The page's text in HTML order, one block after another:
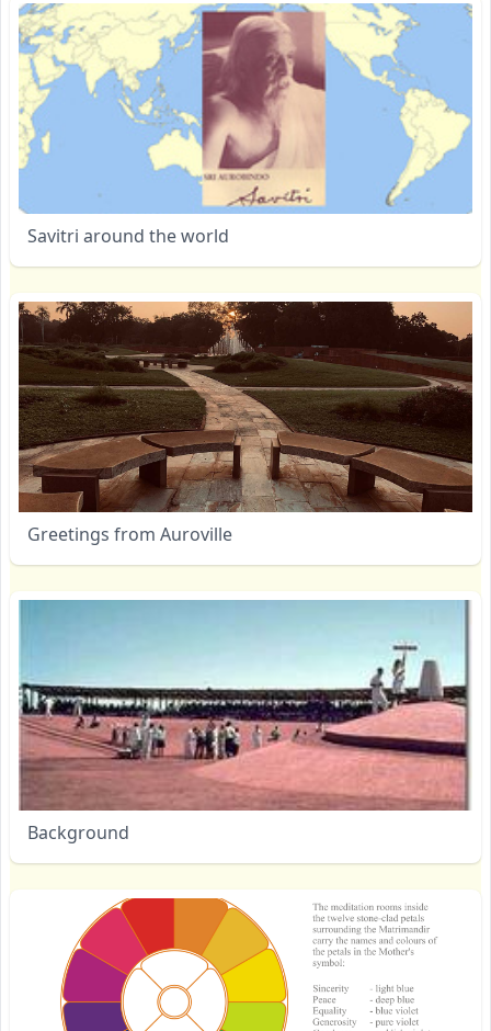
Savitri around the world
Greetings from Auroville
Background